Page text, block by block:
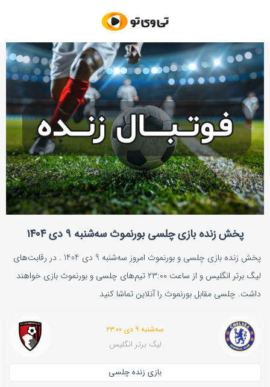
پخش زنده بازی چلسی بورنموث سه‌شنبه ۹ دی ۱۴۰۴
پخش زنده بازی چلسی و بورنموث امروز سه‌شنبه 9 دی 1404 . در رقابت‌های
لیگ برتر انگلیس و از ساعت ۲۳:۰۰ تیم‌های چلسی و بورنموث بازی خواهند
داشت. چلسی مقابل بورنموث را آنلاین تماشا کنید
سه‌شنبه ۹ دی ۲۳:۰۰
لیگ برتر انگلیس
بازی زنده چلسی